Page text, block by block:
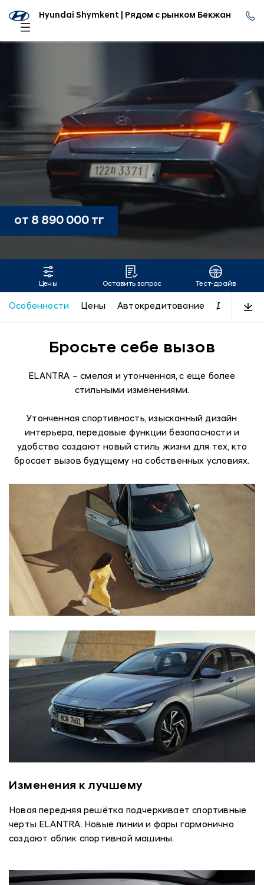
Hyundai Shymkent | Рядом с рынком Бекжан
ELANTRA
от 8 890 000 тг
Цены Оставить запрос Тест-драйв
Особенности Цены Автокредитование Дизайн
Бросьте себе вызов
ELANTRA – смелая и утонченная, с еще более
стильными изменениями.
Утонченная спортивность, изысканный дизайн
интерьера, передовые функции безопасности и
удобства создают новый стиль жизни для тех, кто
бросает вызов будущему на собственных условиях.
Изменения к лучшему
Новая передняя решётка подчеркивает спортивные
черты ELANTRA. Новые линии и фары гармонично
создают облик спортивной машины.